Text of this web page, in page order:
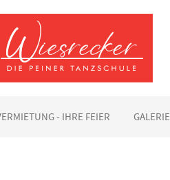
- IHRE FEIER GALERIE